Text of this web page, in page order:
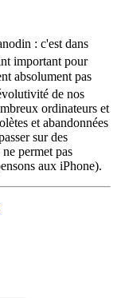
: c'est dans
important pour
absolument pas
de nos
ordinateurs et
et abandonnées
sur des
permet pas
aux iPhone).